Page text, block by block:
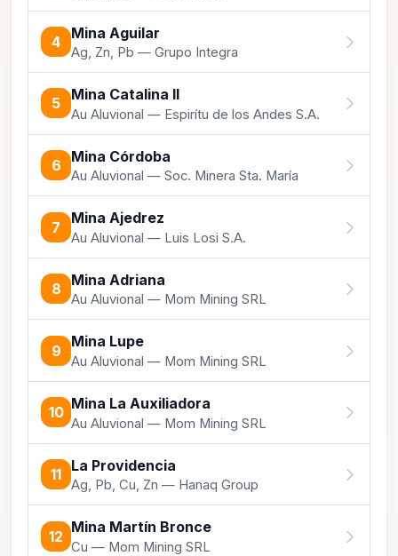
4
Mina Aguilar
Ag, Zn, Pb — Grupo Integra
5
Mina Catalina II
Au Aluvional — Espirítu de los Andes S.A.
6
Mina Córdoba
Au Aluvional — Soc. Minera Sta. María
7
Mina Ajedrez
Au Aluvional — Luis Losi S.A.
8
Mina Adriana
Au Aluvional — Mom Mining SRL
9
Mina Lupe
Au Aluvional — Mom Mining SRL
10
Mina La Auxiliadora
Au Aluvional — Mom Mining SRL
11
La Providencia
Ag, Pb, Cu, Zn — Hanaq Group
12
Mina Martín Bronce
Cu — Mom Mining SRL